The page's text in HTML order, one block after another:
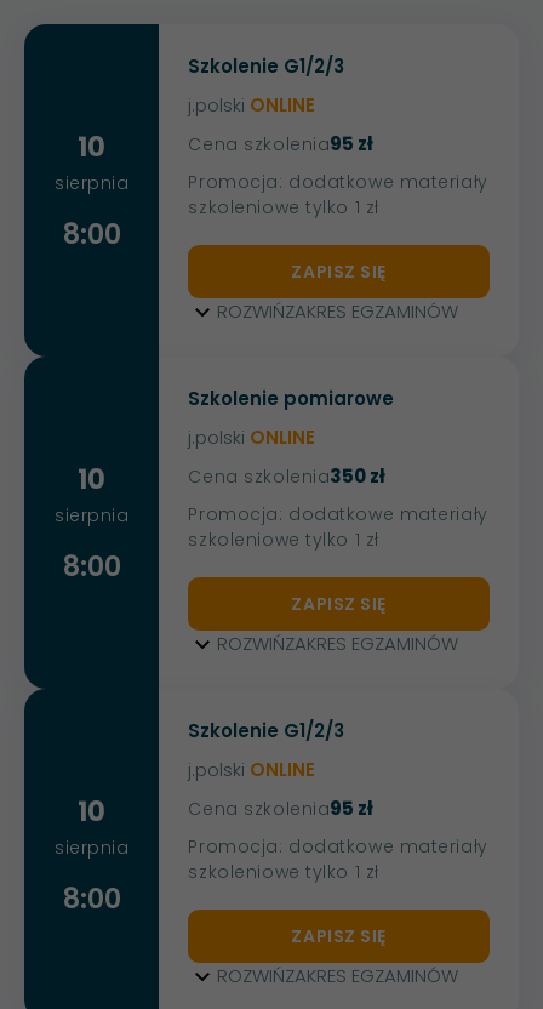
10
sierpnia
8:00
Szkolenie G1/2/3
j.polski ONLINE
95 zł
Cena szkolenia
Promocja: dodatkowe materiały
szkoleniowe tylko 1 zł
ZAPISZ SIĘ
ROZWIŃZAKRES EGZAMINÓW
10
sierpnia
8:00
Szkolenie pomiarowe
j.polski ONLINE
350 zł
Cena szkolenia
Promocja: dodatkowe materiały
szkoleniowe tylko 1 zł
ZAPISZ SIĘ
ROZWIŃZAKRES EGZAMINÓW
10
sierpnia
8:00
Szkolenie G1/2/3
j.polski ONLINE
95 zł
Cena szkolenia
Promocja: dodatkowe materiały
szkoleniowe tylko 1 zł
ZAPISZ SIĘ
ROZWIŃZAKRES EGZAMINÓW